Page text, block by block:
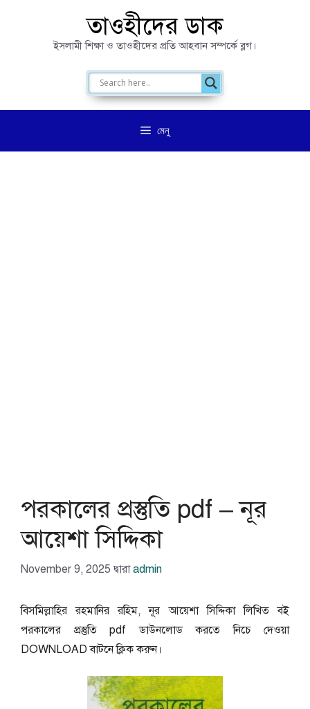
তাওহীদের ডাক
ইসলামী শিক্ষা ও তাওহীদের প্রতি আহবান সম্পর্কে ব্লগ।
মেনু
পরকালের প্রস্তুতি pdf – নূর
আয়েশা সিদ্দিকা
November 9, 2025 দ্বারাadmin
বিসমিল্লাহির রহমানির রহিম, নূর আয়েশা সিদ্দিকা লিখিত বই
পরকালের প্রস্তুতি pdf ডাউনলোড করতে নিচে দেওয়া
DOWNLOAD বাটনে ক্লিক করুন।